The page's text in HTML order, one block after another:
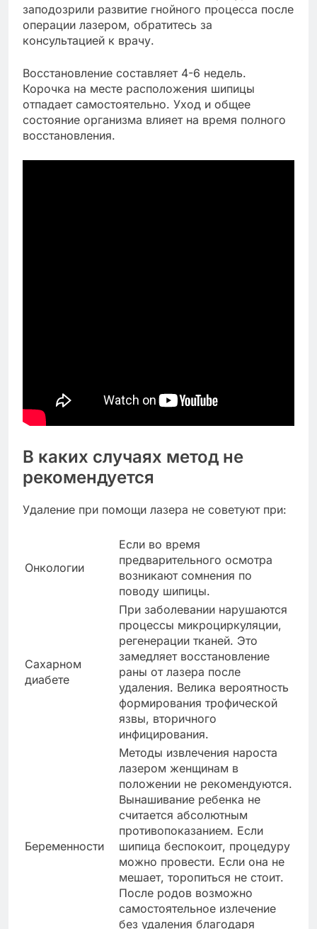
заподозрили развитие гнойного процесса после
операции лазером, обратитесь за
консультацией к врачу.
Восстановление составляет 4-6 недель.
Корочка на месте расположения шипицы
отпадает самостоятельно. Уход и общее
состояние организма влияет на время полного
восстановления.
В каких случаях метод не
рекомендуется
Удаление при помощи лазера не советуют при:
Онкологии
Если во время
предварительного осмотра
возникают сомнения по
поводу шипицы.
Сахарном
диабете
При заболевании нарушаются
процессы микроциркуляции,
регенерации тканей. Это
замедляет восстановление
раны от лазера после
удаления. Велика вероятность
формирования трофической
язвы, вторичного
инфицирования.
Беременности
Методы извлечения нароста
лазером женщинам в
положении не рекомендуются.
Вынашивание ребенка не
считается абсолютным
противопоказанием. Если
шипица беспокоит, процедуру
можно провести. Если она не
мешает, торопиться не стоит.
После родов возможно
самостоятельное излечение
без удаления благодаря